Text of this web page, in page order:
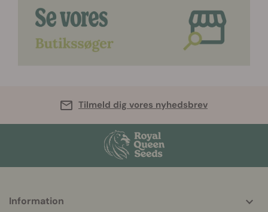
Tilmeld dig vores nyhedsbrev
helpful
Information